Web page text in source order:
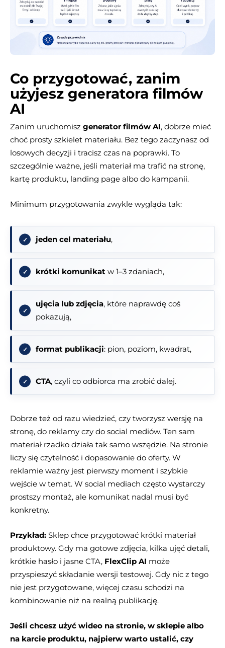
Co przygotować, zanim
użyjesz generatora filmów
AI
Zanim uruchomisz generator filmów AI, dobrze mieć
choć prosty szkielet materiału. Bez tego zaczynasz od
losowych decyzji i tracisz czas na poprawki. To
szczególnie ważne, jeśli materiał ma trafić na stronę,
kartę produktu, landing page albo do kampanii.
Minimum przygotowania zwykle wygląda tak:
jeden cel materiału,
krótki komunikat w 1–3 zdaniach,
ujęcia lub zdjęcia, które naprawdę coś
pokazują,
format publikacji: pion, poziom, kwadrat,
CTA, czyli co odbiorca ma zrobić dalej.
Dobrze też od razu wiedzieć, czy tworzysz wersję na
stronę, do reklamy czy do social mediów. Ten sam
materiał rzadko działa tak samo wszędzie. Na stronie
liczy się czytelność i dopasowanie do oferty. W
reklamie ważny jest pierwszy moment i szybkie
wejście w temat. W social mediach często wystarczy
prostszy montaż, ale komunikat nadal musi być
konkretny.
Przykład: Sklep chce przygotować krótki materiał
produktowy. Gdy ma gotowe zdjęcia, kilka ujęć detali,
krótkie hasło i jasne CTA, FlexClip AI może
przyspieszyć składanie wersji testowej. Gdy nic z tego
nie jest przygotowane, więcej czasu schodzi na
kombinowanie niż na realną publikację.
Jeśli chcesz użyć wideo na stronie, w sklepie albo
na karcie produktu, najpierw warto ustalić, czy